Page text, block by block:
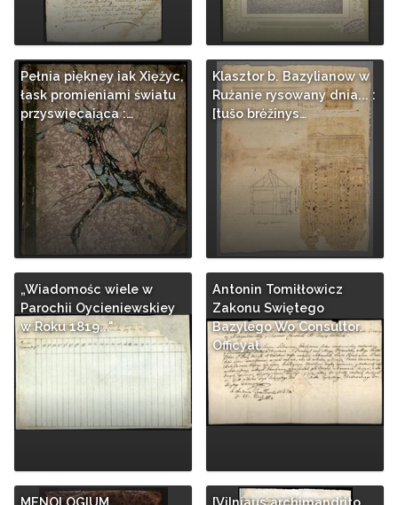
Pełnia piękney iak Xiężyc,
łask promieniami światu
przyswiecaiąca :…
Klasztor b. Bazylianow w
Rużanie rysowany dnia... :
[tušo brėžinys…
„Wiadomośc wiele w
Parochii Oycieniewskiey
w Roku 1819..."
Antonin Tomiłłowicz
Zakonu Swiętego
Bazylego Wo Consultor.
Officyał…
MENOLOGIUM
[Vilniaus archimandrito